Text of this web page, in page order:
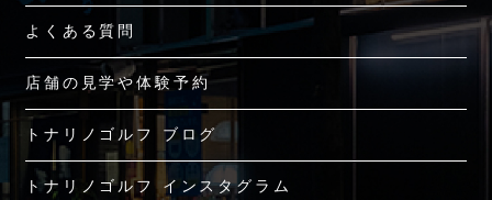
よくある質問
店舗の見学や体験予約
トナリノゴルフ ブログ
トナリノゴルフ インスタグラム